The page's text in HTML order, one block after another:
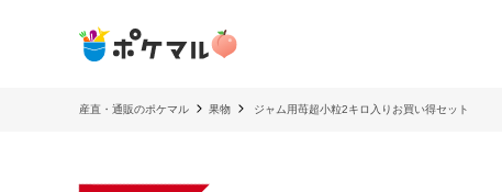
産直・通販のポケマル 果物 ジャム用苺超小粒2キロ入りお買い得セット